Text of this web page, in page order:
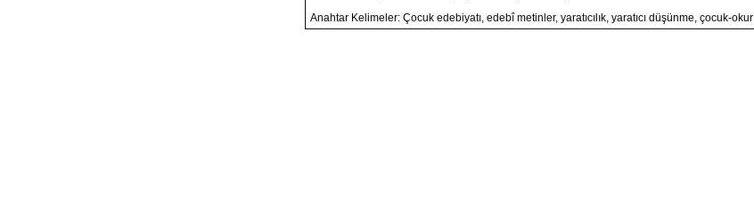
Anahtar Kelimeler: Çocuk edebiyatı, edebî metinler, yaratıcılık, yaratıcı düşünme, çocuk-okur